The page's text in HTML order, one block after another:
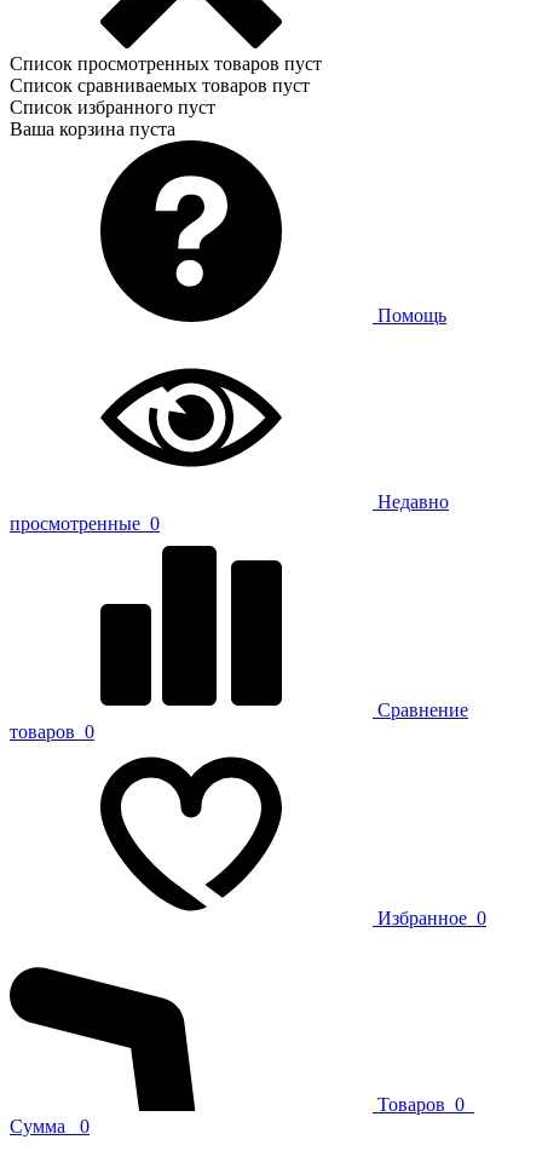
Список просмотренных товаров пуст
Список сравниваемых товаров пуст
Список избранного пуст
Ваша корзина пуста
Помощь
Недавно
просмотренные 0
Сравнение
товаров 0
Избранное 0
Товаров 0
Сумма
0